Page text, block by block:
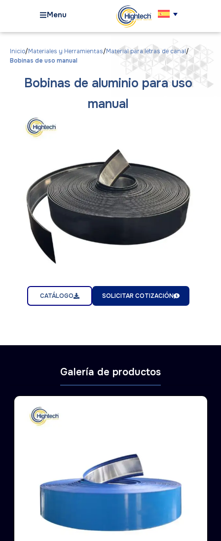
Menu
Inicio Materiales y Herramientas Material para letras de canal
Bobinas de uso manual
Bobinas de aluminio para uso
manual
CATÁLOGO SOLICITAR COTIZACIÓN
Galería de productos